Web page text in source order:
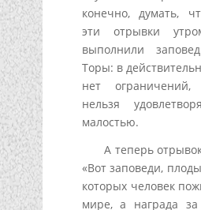
конечно, думать,
эти отрывки
выполнили
Торы: в
нет
нельзя
малостью.
А теперь
«Вот заповеди,
которых человек
мире, а награда за